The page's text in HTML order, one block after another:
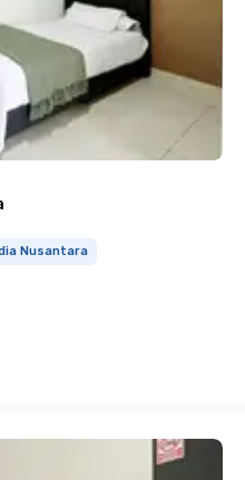
Nusantara